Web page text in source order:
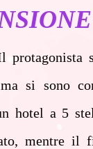
si sono
hotel a 5
mentre